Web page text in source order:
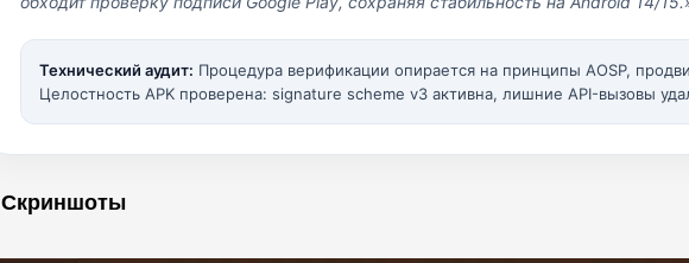
Технический аудит: Процедура верификации опирается на принципы AOSP,
Целостность APK проверена: signature scheme v3 активна, лишние API-вызовы
Скриншоты